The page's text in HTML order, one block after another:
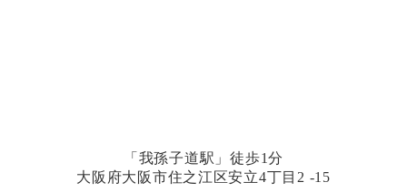
「我孫子道駅」徒歩1分
大阪府大阪市住之江区安立4丁目2 -15